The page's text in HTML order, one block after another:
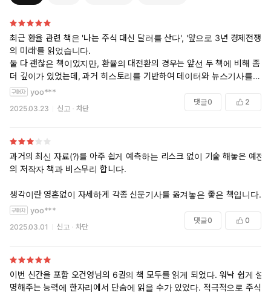
최근 환율 관련 책은 '나는 주식 대신 달러를 산다', '앞으로 3년 경제전쟁
의 미래'를 읽었습니다.
둘 다 괜찮은 책이었지만, 환율의 대전환의 경우는 앞선 두 책에 비해 좀
더 깊이가 있었는데, 과거 히스토리를 기반하여 데이터와 뉴스기사를 살
펴보고, 그를 통해 미래에 대해 생각해 보고 상황별로 시뮬레이션 해보고,
달러와 엔화표시 자산에 투자하고 있기 때문에 우크라이나 전쟁과 트럼
프 2기 행정부 등장, 제로금리 일변도이던 일본의 반등과 엔캐리 등 최근
지정학적 이슈를 포함하여 달러와 엔화에 대해 많은 생각을 해볼 수 있었
고, 읽는 중간 중간 되새겨보며 현재의 상황과 비교해보고, 책의 흐름을
것 같아 많은 도움이됐네요.
마지막 '금'관련 챕터는 앞선 달러/엔화 챕터와 비교하여 큰 도움이 되지
는 않았고, 금 관련해서 읽어보고 싶으신 분들은 금에 대해 집중적으로 논
해될 때 까지 계속 읽어보시고, AI에 물어보며 읽어보시면 금방 따라갈 수
있을 것 같습니다.
yoo***
2025.03.23 신고 차단
댓글0 2
과거의 최신 자료(?)를 아주 쉽게 예측하는 리스크 없이 기술 해놓은 예전
의 저작자 책과 비스무리 합니다.
생각이란 영혼없이 자세하게 각종 신문기사를 옮겨놓은 좋은 책입니다.
yoo***
2025.03.01 신고 차단
댓글0 0
이번 신간을 포함 오건영님의 6권의 책 모두를 읽게 되었다. 워낙 쉽게 설
명해주는 능력에 한자리에서 단숨에 읽을 수가 있었다. 적극적으로 주식